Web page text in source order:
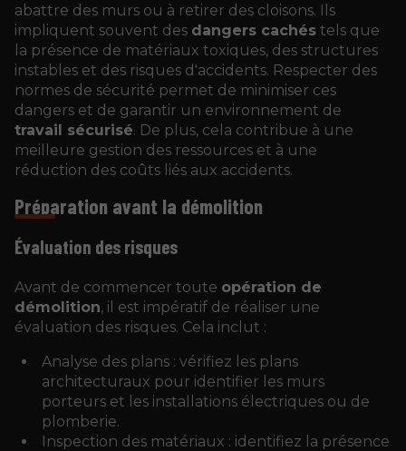
abattre des murs ou à retirer des cloisons. Ils
impliquent souvent des dangers cachés tels que
la présence de matériaux toxiques, des structures
instables et des risques d'accidents. Respecter des
normes de sécurité permet de minimiser ces
dangers et de garantir un environnement de
travail sécurisé. De plus, cela contribue à une
meilleure gestion des ressources et à une
réduction des coûts liés aux accidents.
Préparation avant la démolition
Évaluation des risques
Avant de commencer toute opération de
démolition, il est impératif de réaliser une
évaluation des risques. Cela inclut :
Analyse des plans : vérifiez les plans
architecturaux pour identifier les murs
porteurs et les installations électriques ou de
plomberie.
Inspection des matériaux : identifiez la présence